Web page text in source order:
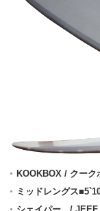
KOOKBOX / クーク
ミッドレングス